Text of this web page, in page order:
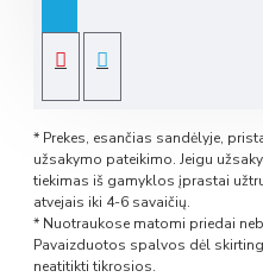
* Prekes, esančias sandėlyje,
užsakymo pateikimo. Jeigu
tiekimas iš gamyklos įprastai
atvejais iki 4-6 savaičių.
* Nuotraukose matomi priedai
Pavaizduotos spalvos dėl
neatitikti tikrosios.